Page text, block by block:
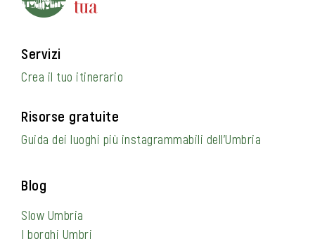
Servizi
Crea il tuo itinerario
Risorse gratuite
Guida dei luoghi più instagrammabili dell’Umbria
Blog
Slow Umbria
I borghi Umbri